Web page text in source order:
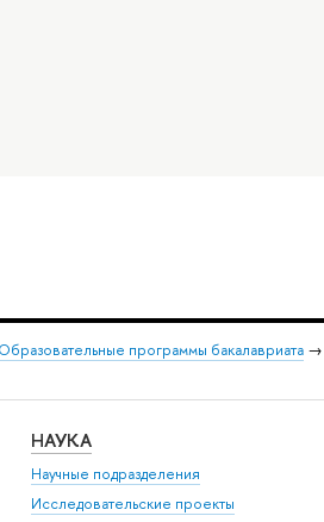
Образовательные программы бакалавриата→
НАУКА
Научные подразделения
Исследовательские проекты